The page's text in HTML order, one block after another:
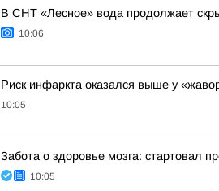
В СНТ «Лесное» вода продолжает
10:06
Риск инфаркта оказался выше у
10:05
Забота о здоровье мозга: стартовал
10:05